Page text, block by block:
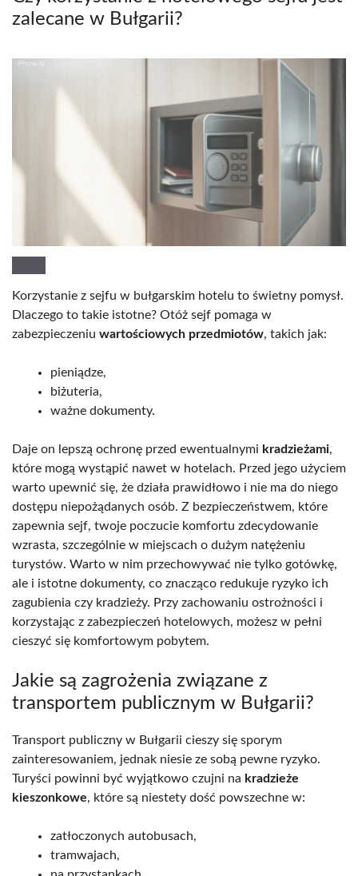
zalecane w Bułgarii?
Korzystanie z sejfu w bułgarskim hotelu to świetny pomysł.
Dlaczego to takie istotne? Otóż sejf pomaga w
zabezpieczeniu wartościowych przedmiotów, takich jak:
pieniądze,
biżuteria,
ważne dokumenty.
Daje on lepszą ochronę przed ewentualnymi kradzieżami,
które mogą wystąpić nawet w hotelach. Przed jego użyciem
warto upewnić się, że działa prawidłowo i nie ma do niego
dostępu niepożądanych osób. Z bezpieczeństwem, które
zapewnia sejf, twoje poczucie komfortu zdecydowanie
wzrasta, szczególnie w miejscach o dużym natężeniu
turystów. Warto w nim przechowywać nie tylko gotówkę,
ale i istotne dokumenty, co znacząco redukuje ryzyko ich
zagubienia czy kradzieży. Przy zachowaniu ostrożności i
korzystając z zabezpieczeń hotelowych, możesz w pełni
cieszyć się komfortowym pobytem.
Jakie są zagrożenia związane z
transportem publicznym w Bułgarii?
Transport publiczny w Bułgarii cieszy się sporym
zainteresowaniem, jednak niesie ze sobą pewne ryzyko.
Turyści powinni być wyjątkowo czujni na kradzieże
kieszonkowe, które są niestety dość powszechne w:
zatłoczonych autobusach,
tramwajach,